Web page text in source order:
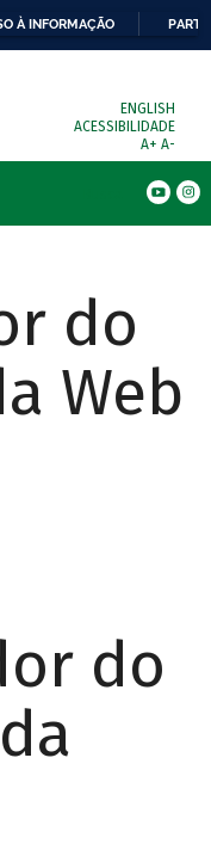
À INFORMAÇÃO
ENGLISH
ACESSIBILIDADE
A+ A-
do
Web
do